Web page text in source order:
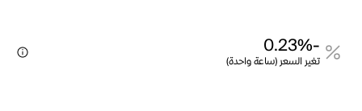
-0.23%
تغير السعر (ساعة واحدة)